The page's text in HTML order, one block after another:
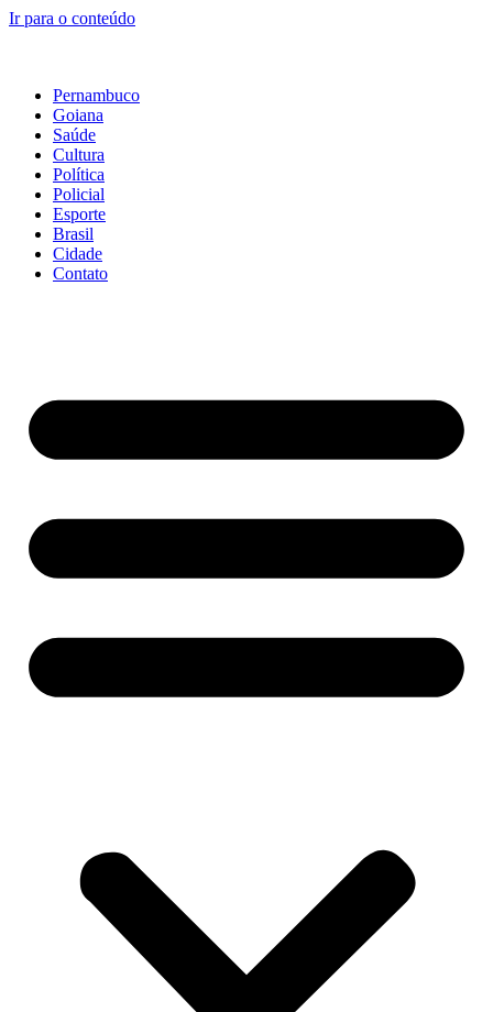
Ir para o conteúdo
Pernambuco
Goiana
Saúde
Cultura
Política
Policial
Esporte
Brasil
Cidade
Contato